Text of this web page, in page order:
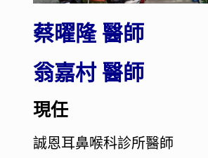
蔡曜隆 醫師
翁嘉村 醫師
現任
誠恩耳鼻喉科診所醫師